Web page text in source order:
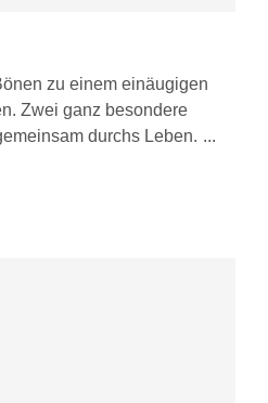
zu einem einäugigen
Zwei ganz besondere
durchs Leben.